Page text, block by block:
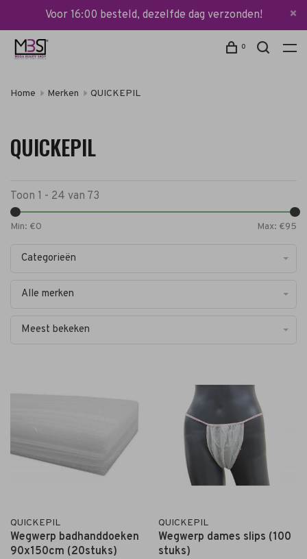
Voor 16:00 besteld, dezelfde dag verzonden!
0
Home Merken QUICKEPIL
QUICKEPIL
Toon 1 - 24 van 73
Min: €0 Max: €95
Categorieën
Alle merken
Meest bekeken
QUICKEPIL
Wegwerp badhanddoeken
90x150cm (20stuks)
QUICKEPIL
Wegwerp dames slips (100
stuks)